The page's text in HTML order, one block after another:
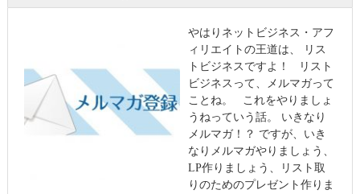
やはりネットビジネス・アフ
ィリエイトの王道は、 リス
トビジネスですよ！ リスト
ビジネスって、メルマガって
ことね。 これをやりましょ
うねっていう話。 いきなり
メルマガ！？ ですが、いき
なりメルマガやりましょう、
LP作りましょう、リスト取
りのためのプレゼント作りま